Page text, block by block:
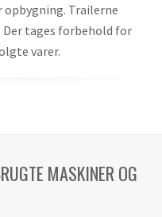
Trailerne
tages forbehold for
varer.
MASKINER OG